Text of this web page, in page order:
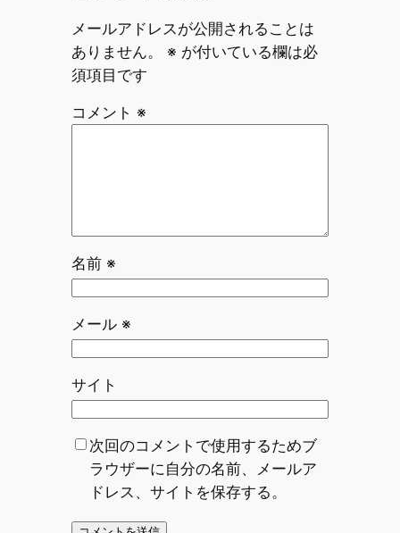
メールアドレスが公開されることは
ありません。
※ が付いている欄は必
須項目です
コメント ※
名前 ※
メール ※
サイト
次回のコメントで使用するためブ
ラウザーに自分の名前、メールア
ドレス、サイトを保存する。